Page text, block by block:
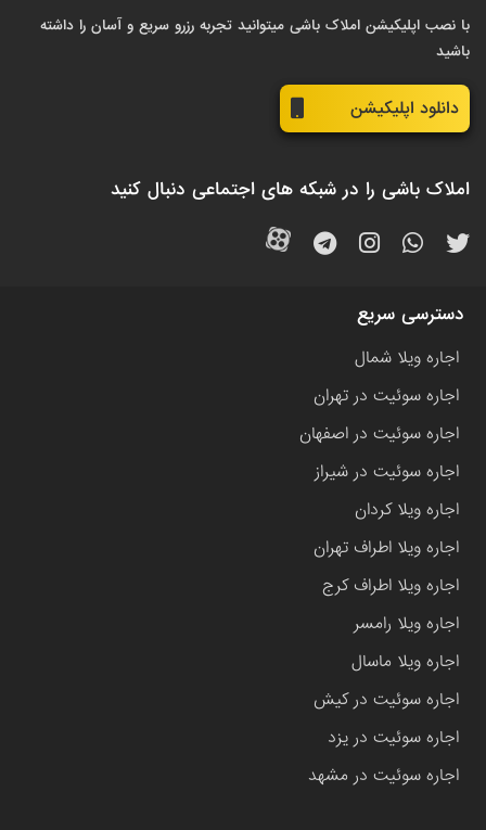
با نصب اپلیکیشن املاک باشی میتوانید تجربه رزرو سریع و آسان را داشته
باشید
دانلود اپلیکیشن
املاک باشی را در شبکه های اجتماعی دنبال کنید
دسترسی سریع
اجاره ویلا شمال
اجاره سوئیت در تهران
اجاره سوئیت در اصفهان
اجاره سوئیت در شیراز
اجاره ویلا کردان
اجاره ویلا اطراف تهران
اجاره ویلا اطراف کرج
اجاره ویلا رامسر
اجاره ویلا ماسال
اجاره سوئیت در کیش
اجاره سوئیت در یزد
اجاره سوئیت در مشهد